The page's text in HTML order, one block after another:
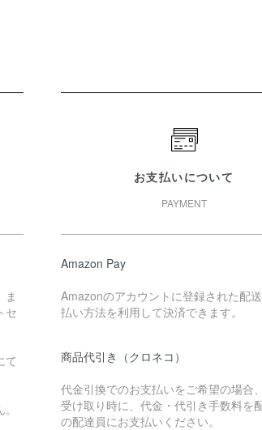
ま
セ
て
お支払いについて
PAYMENT
Amazon Pay
Amazonのアカウントに登録された配
払い方法を利用して決済できます。
商品代引き（クロネコ）
代金引換でのお支払いをご希望の場合
受け取り時に、代金・代引き手数料を
の配達員にお支払いください。